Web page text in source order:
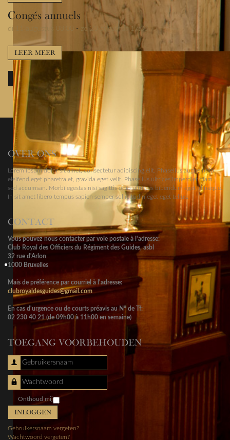
Congés annuels
di 11 augustus 08:00 - zo 23 augustus 17:00
LEER MEER
BEKIJK VOLLEDIGE KALENDER
OVER ONS
Lorem ipsum dolor sit amet, consectetur adipiscing elit. Phasellus augue odio,
eleifend eget pharetra et, gravida eget velit. Phasellus ultrices imperdiet diam
sed accumsan. Morbi egestas nisi sagittis odio ultricies bibendum eget id neque.
In sit amet libero tempus sapien semper sollicitudin eget eget tellus.
CONTACT
Vous pouvez nous contacter par voie postale à l'adresse:
Club Royal des Officiers du Régiment des Guides, asbl
32 rue d'Arlon
1000 Bruxelles
Mais de préférence par courriel à l'adresse:
clubroyaldesguides@gmail.com
En cas d'urgence ou de courts préavis au N° de Tf:
02 230 40 21 (de 09h00 à 11h00 en semaine)
TOEGANG VOORBEHOUDEN
Gebruikersnaam
Wachtwoord
Onthoud mij
INLOGGEN
Gebruikersnaam vergeten?
Wachtwoord vergeten?